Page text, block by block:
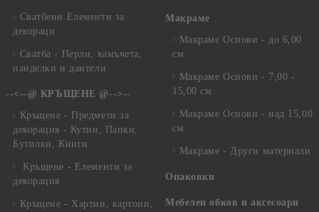
Сватбени Елементи за
декораци
Сватба - Перли, камъчета,
панделки и дантели
--<--@ КРЪЩЕНЕ @-->--
Кръщене - Предмети за
декорация - Кутии, Папки,
Бутилки, Книги
Кръщене - Елементи за
декорация
Кръщене - Хартии, картони,
Макраме
Макраме Основи - до 6,00
см
Макраме Основи - 7,00 -
15,00 см
Макраме Основи - над 15,00
см
Макраме - Други материали
Опаковки
Мебелен обков и аксесоари